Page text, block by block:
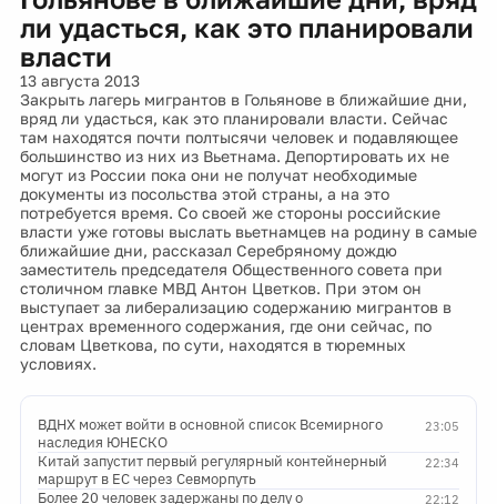
ли удасться, как это планировали
власти
13 августа 2013
Закрыть лагерь мигрантов в Гольянове в ближайшие дни,
вряд ли удасться, как это планировали власти. Сейчас
там находятся почти полтысячи человек и подавляющее
большинство из них из Вьетнама. Депортировать их не
могут из России пока они не получат необходимые
документы из посольства этой страны, а на это
потребуется время. Со своей же стороны российские
власти уже готовы выслать вьетнамцев на родину в самые
ближайшие дни, рассказал Серебряному дождю
заместитель председателя Общественного совета при
столичном главке МВД Антон Цветков. При этом он
выступает за либерализацию содержанию мигрантов в
центрах временного содержания, где они сейчас, по
словам Цветкова, по сути, находятся в тюремных
условиях.
23:05
ВДНХ может войти в основной список Всемирного
наследия ЮНЕСКО
22:34
Китай запустит первый регулярный контейнерный
маршрут в ЕС через Севморпуть
22:12
Более 20 человек задержаны по делу о